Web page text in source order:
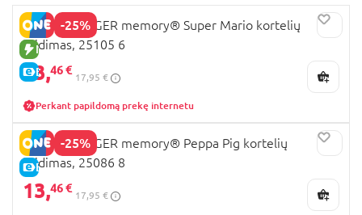
-25%
NAUJA PREKĖ
E-KAINA
RAVENSBURGER memory® Super Mario kortelių
žaidimas, 25105 6
13,46 €
17,95 €
Perkant papildomą prekę internetu
-25%
E-KAINA
RAVENSBURGER memory® Peppa Pig kortelių
žaidimas, 25086 8
13,46 €
17,95 €